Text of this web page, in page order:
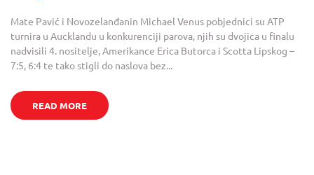
Mate Pavić i Novozelanđanin Michael Venus pobjednici su ATP
turnira u Aucklandu u konkurenciji parova, njih su dvojica u finalu
nadvisili 4. nositelje, Amerikance Erica Butorca i Scotta Lipskog –
7:5, 6:4 te tako stigli do naslova bez...
READ MORE